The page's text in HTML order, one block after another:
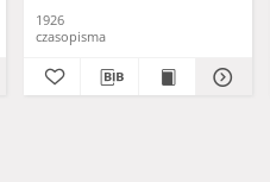
1926
czasopisma